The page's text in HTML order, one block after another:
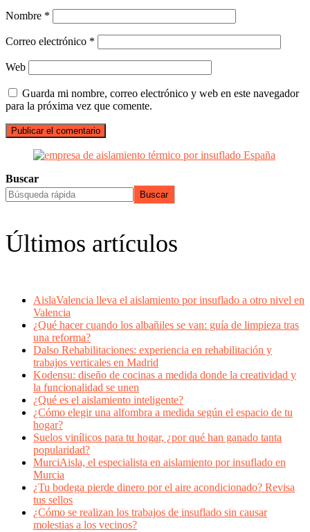
Nombre *
Correo electrónico *
Web
Guarda mi nombre, correo electrónico y web en este navegador
para la próxima vez que comente.
Buscar
Buscar
Últimos artículos
AislaValencia lleva el aislamiento por insuflado a otro nivel en
Valencia
¿Qué hacer cuando los albañiles se van: guía de limpieza tras
una reforma?
Dalso Rehabilitaciones: experiencia en rehabilitación y
trabajos verticales en Madrid
Kodensu: diseño de cocinas a medida donde la creatividad y
la funcionalidad se unen
¿Qué es el aislamiento inteligente?
¿Cómo elegir una alfombra a medida según el espacio de tu
hogar?
Suelos vinílicos para tu hogar, ¿por qué han ganado tanta
popularidad?
MurciAisla, el especialista en aislamiento por insuflado en
Murcia
¿Tu bodega pierde dinero por el aire acondicionado? Revisa
tus sellos
¿Cómo se realizan los trabajos de insuflado sin causar
molestias a los vecinos?